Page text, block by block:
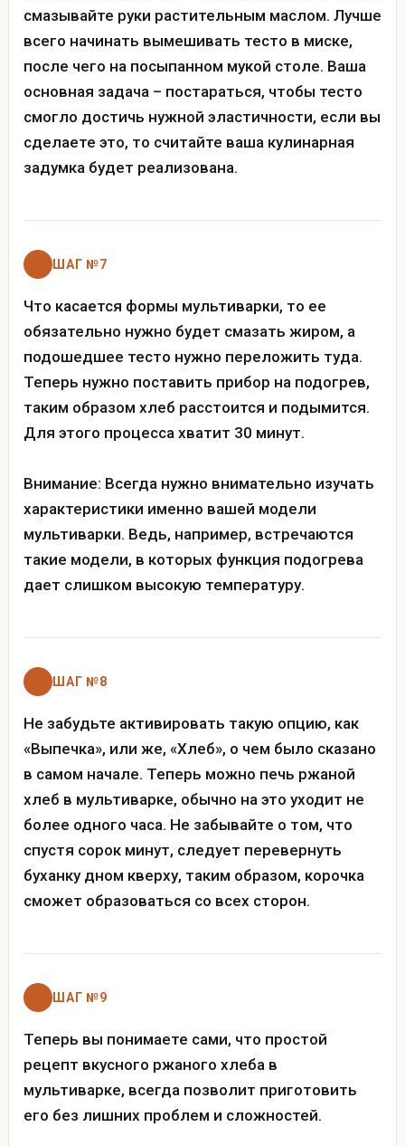
смазывайте руки растительным маслом. Лучше
всего начинать вымешивать тесто в миске,
после чего на посыпанном мукой столе. Ваша
основная задача – постараться, чтобы тесто
смогло достичь нужной эластичности, если вы
сделаете это, то считайте ваша кулинарная
задумка будет реализована.
ШАГ №7
Что касается формы мультиварки, то ее
обязательно нужно будет смазать жиром, а
подошедшее тесто нужно переложить туда.
Теперь нужно поставить прибор на подогрев,
таким образом хлеб расстоится и подымится.
Для этого процесса хватит 30 минут.
Внимание: Всегда нужно внимательно изучать
характеристики именно вашей модели
мультиварки. Ведь, например, встречаются
такие модели, в которых функция подогрева
дает слишком высокую температуру.
ШАГ №8
Не забудьте активировать такую опцию, как
«Выпечка», или же, «Хлеб», о чем было сказано
в самом начале. Теперь можно печь ржаной
хлеб в мультиварке, обычно на это уходит не
более одного часа. Не забывайте о том, что
спустя сорок минут, следует перевернуть
буханку дном кверху, таким образом, корочка
сможет образоваться со всех сторон.
ШАГ №9
Теперь вы понимаете сами, что простой
рецепт вкусного ржаного хлеба в
мультиварке, всегда позволит приготовить
его без лишних проблем и сложностей.